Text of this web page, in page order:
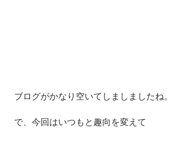
ブログがかなり空いてしましましたね。
で、今回はいつもと趣向を変えて